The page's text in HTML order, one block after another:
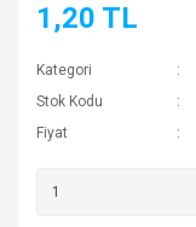
1,20 TL
Kategori
Stok Kodu
Fiyat